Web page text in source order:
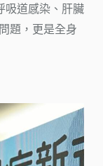
吸道感染、肝臟
題，更是全身